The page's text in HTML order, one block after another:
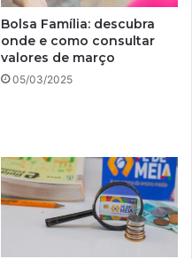
Bolsa Família: descubra
onde e como consultar
valores de março
05/03/2025